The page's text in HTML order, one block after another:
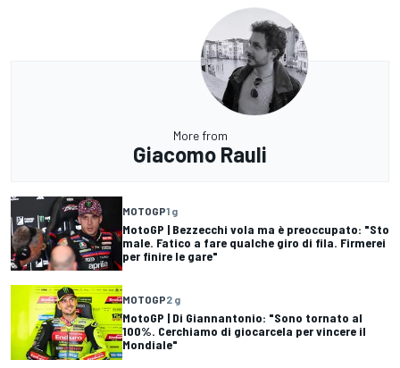
More from
Giacomo Rauli
MOTOGP1 g
MotoGP | Bezzecchi vola ma è preoccupato: "Sto
male. Fatico a fare qualche giro di fila. Firmerei
per finire le gare"
MOTOGP2 g
MotoGP | Di Giannantonio: "Sono tornato al
100%. Cerchiamo di giocarcela per vincere il
Mondiale"